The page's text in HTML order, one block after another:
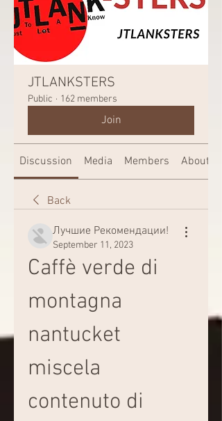
JTLANKSTERS
Public · 162 members
Join
Discussion Media Members About
Back
Лучшие Рекомендации!
September 11, 2023
Caffè verde di
montagna
nantucket
miscela
contenuto di